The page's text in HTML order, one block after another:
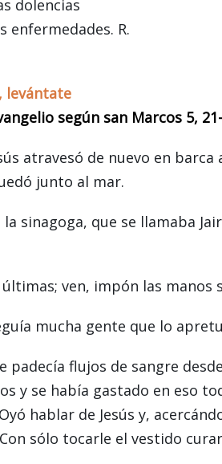
dolencias
enfermedades. R.
levántate
según san Marcos 5,
atravesó de nuevo en
junto al mar.
la sinagoga, que se llamaba
ven, impón las manos
mucha gente que lo
padecía flujos de sangre
y se había gastado en eso
hablar de Jesús y,
sólo tocarle el vestido